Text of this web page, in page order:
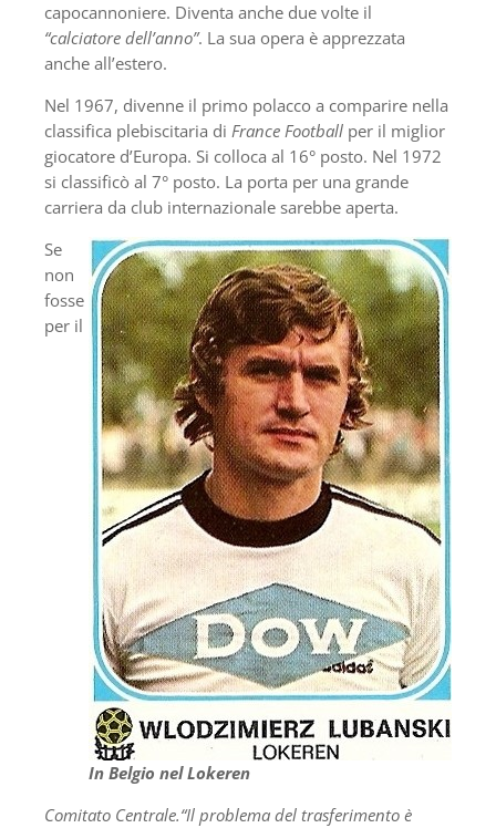
capocannoniere. Diventa anche due volte il
“calciatore dell’anno”. La sua opera è apprezzata
anche all’estero.
Nel 1967, divenne il primo polacco a comparire nella
classifica plebiscitaria di France Football per il miglior
giocatore d’Europa. Si colloca al 16° posto. Nel 1972
si classificò al 7° posto. La porta per una grande
carriera da club internazionale sarebbe aperta.
In Belgio nel Lokeren
Se
non
fosse
per il
Comitato Centrale.“Il problema del trasferimento è